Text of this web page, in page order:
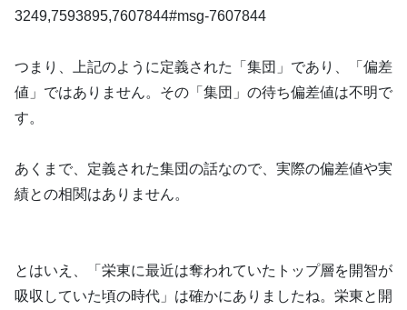
3249,7593895,7607844#msg-7607844
つまり、上記のように定義された「集団」であり、「偏差
値」ではありません。その「集団」の待ち偏差値は不明で
す。
あくまで、定義された集団の話なので、実際の偏差値や実
績との相関はありません。
とはいえ、「栄東に最近は奪われていたトップ層を開智が
吸収していた頃の時代」は確かにありましたね。栄東と開